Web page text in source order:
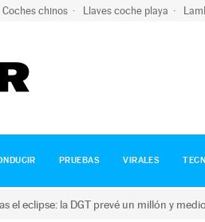
Coches chinos Llaves coche playa
PRUEBAS VIRALES
el eclipse: la DGT prevé un millón y